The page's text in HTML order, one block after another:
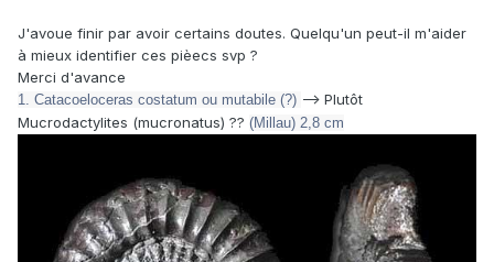
J'avoue finir par avoir certains doutes. Quelqu'un peut-il m'aider
à mieux identifier ces pièecs svp ?
Merci d'avance
1. Catacoeloceras costatum ou mutabile (?) --> Plutôt
Mucrodactylites (mucronatus) ?? (Millau) 2,8 cm